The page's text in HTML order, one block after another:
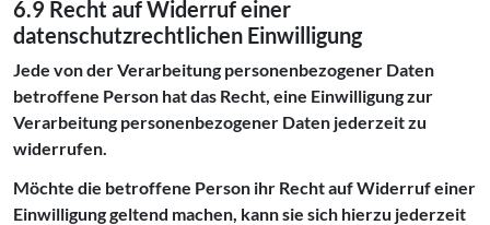
6.9 Recht auf Widerruf einer
datenschutzrechtlichen Einwilligung
Jede von der Verarbeitung personenbezogener Daten
betroffene Person hat das Recht, eine Einwilligung zur
Verarbeitung personenbezogener Daten jederzeit zu
widerrufen.
Möchte die betroffene Person ihr Recht auf Widerruf einer
Einwilligung geltend machen, kann sie sich hierzu jederzeit